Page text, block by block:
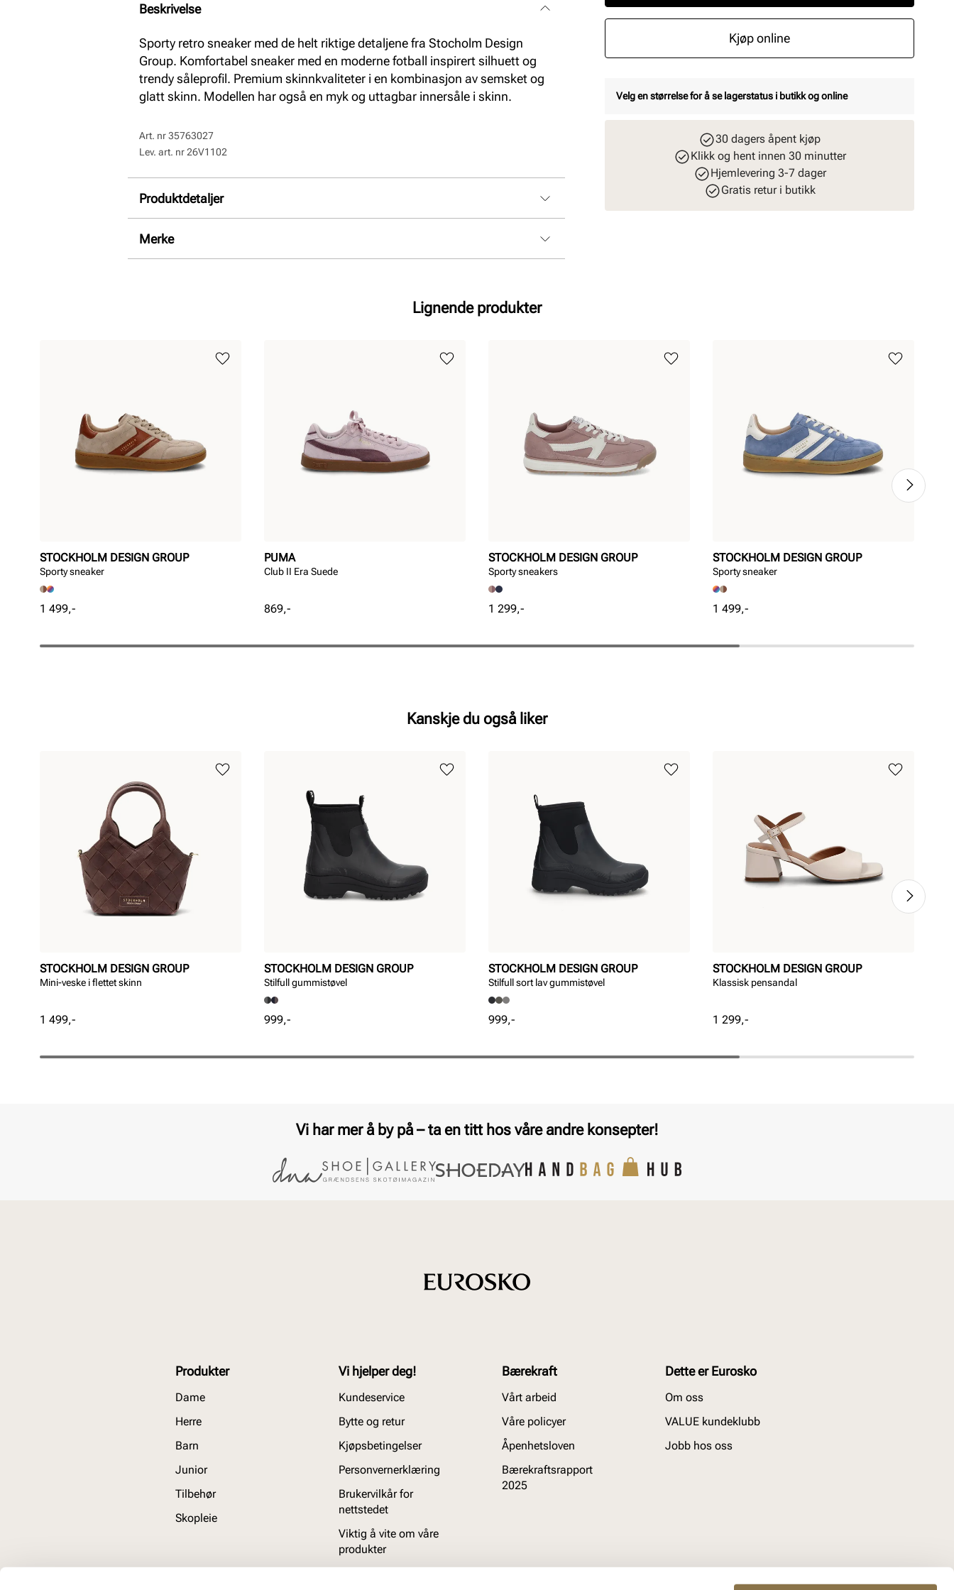
Beskrivelse
Sporty retro sneaker med de helt riktige detaljene fra Stocholm Design
Group. Komfortabel sneaker med en moderne fotball inspirert silhuett og
trendy såleprofil. Premium skinnkvaliteter i en kombinasjon av semsket og
glatt skinn. Modellen har også en myk og uttagbar innersåle i skinn.
Art. nr35763027
Lev. art. nr26V1102
Produktdetaljer
Overdel:
Merke
Kjøp online
Velg en størrelse for å se lagerstatus i butikk og online
30 dagers åpent kjøp
Klikk og hent innen 30 minutter
Hjemlevering 3-7 dager
Gratis retur i butikk
Lignende produkter
STOCKHOLM DESIGN GROUP
Sporty sneaker
Pris
1 499,-
PUMA
Club II Era Suede
Pris
869,-
STOCKHOLM DESIGN GROUP
Sporty sneakers
Pris
1 299,-
STOCKHOLM DESIGN GROUP
Sporty sneaker
Pris
1 499,-
Kanskje du også liker
STOCKHOLM DESIGN GROUP
Mini-veske i flettet skinn
Pris
1 499,-
STOCKHOLM DESIGN GROUP
Stilfull gummistøvel
Pris
999,-
STOCKHOLM DESIGN GROUP
Stilfull sort lav gummistøvel
Pris
999,-
STOCKHOLM DESIGN GROUP
Klassisk pensandal
Pris
1 299,-
Vi har mer å by på – ta en titt hos våre andre konsepter!
Produkter
Dame
Herre
Barn
Junior
Tilbehør
Skopleie
Vi hjelper deg!
Kundeservice
Bytte og retur
Kjøpsbetingelser
Personvernerklæring
Brukervilkår for
nettstedet
Viktig å vite om våre
produkter
Bærekraft
Vårt arbeid
Våre policyer
Åpenhetsloven
Bærekraftsrapport
2025
Dette er Eurosko
Om oss
VALUE kundeklubb
Jobb hos oss